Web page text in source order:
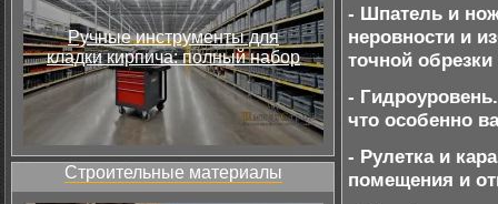
Ручные инструменты для
кладки кирпича: полный набор
Строительные материалы
- Шпатель и
неровности и
точной
-
что особенно
- Рулетка и
помещения и